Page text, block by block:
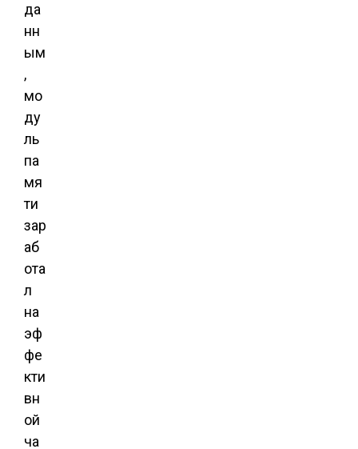
да
нн
ым
,
мо
ду
ль
па
мя
ти
зар
аб
ота
л
на
эф
фе
кти
вн
ой
ча